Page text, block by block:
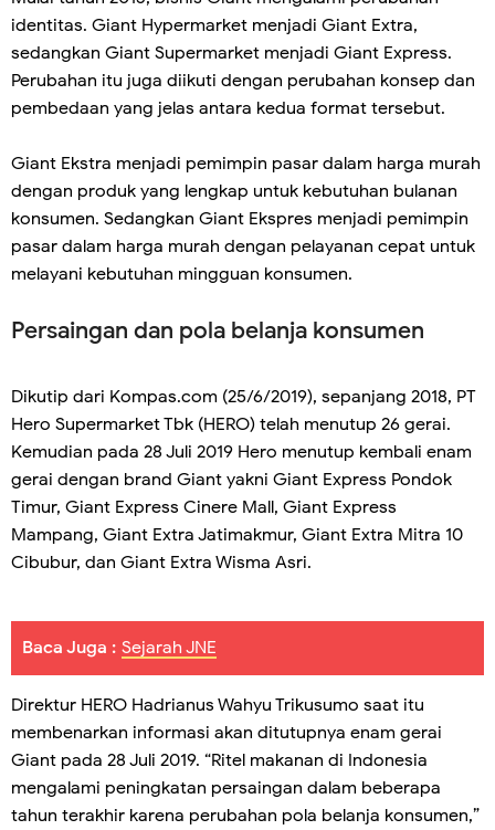
identitas. Giant Hypermarket menjadi Giant Extra,
sedangkan Giant Supermarket menjadi Giant Express.
Perubahan itu juga diikuti dengan perubahan konsep dan
pembedaan yang jelas antara kedua format tersebut.
Giant Ekstra menjadi pemimpin pasar dalam harga murah
dengan produk yang lengkap untuk kebutuhan bulanan
konsumen. Sedangkan Giant Ekspres menjadi pemimpin
pasar dalam harga murah dengan pelayanan cepat untuk
melayani kebutuhan mingguan konsumen.
Persaingan dan pola belanja konsumen
Dikutip dari Kompas.com (25/6/2019), sepanjang 2018, PT
Hero Supermarket Tbk (HERO) telah menutup 26 gerai.
Kemudian pada 28 Juli 2019 Hero menutup kembali enam
gerai dengan brand Giant yakni Giant Express Pondok
Timur, Giant Express Cinere Mall, Giant Express
Mampang, Giant Extra Jatimakmur, Giant Extra Mitra 10
Cibubur, dan Giant Extra Wisma Asri.
Baca Juga : Sejarah JNE
Direktur HERO Hadrianus Wahyu Trikusumo saat itu
membenarkan informasi akan ditutupnya enam gerai
Giant pada 28 Juli 2019. “Ritel makanan di Indonesia
mengalami peningkatan persaingan dalam beberapa
tahun terakhir karena perubahan pola belanja konsumen,”